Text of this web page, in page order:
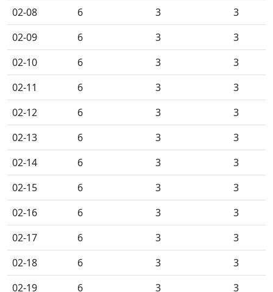
02-08
6 3
3
02-09
6 3
3
02-10
6 3
3
02-11
6 3
3
02-12
6 3
3
02-13
6 3
3
02-14
6 3
3
02-15
6 3
3
02-16
6 3
3
02-17
6 3
3
02-18
6 3
3
02-19
6 3
3